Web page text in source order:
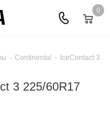
0
- Continental - IceContact 3
3 225/60R17